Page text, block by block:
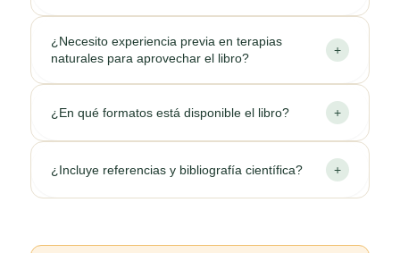
experiencias reales, el libro no reemplaza la
valoración de un profesional de la salud. Es un
recurso educativo complementario.
¿Necesito experiencia previa en terapias
naturales para aprovechar el libro?
+
accesible para que cualquier persona —familiar,
¿En qué formatos está disponible el libro? +
en formatos PDF, Kindle y EPUB, disponibles a
¿Incluye referencias y bibliografía científica? +
brindando credibilidad y profundidad al contenido.